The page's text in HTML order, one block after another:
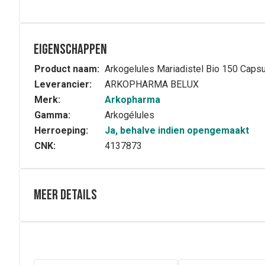
Eigenschappen
Product naam: Arkogelules Mariadistel Bio 150
Leverancier:
ARKOPHARMA BELUX
Merk:
Arkopharma
Gamma:
Arkogélules
Herroeping:
Ja, behalve indien opengemaakt
CNK:
4137873
Meer details
Arkocapsules® Mariadistel est een
Detail van ingrediënten: